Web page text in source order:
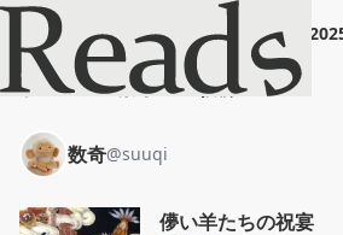
数奇"儚い羊たちの祝宴
ホーム 数奇 投稿
数奇@suuqi
儚い羊たちの祝宴